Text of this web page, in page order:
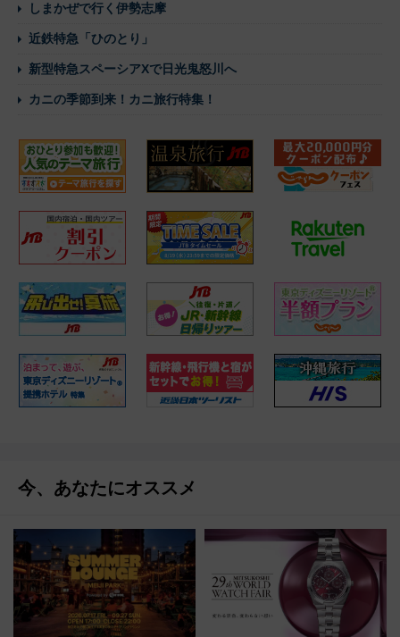
しまかぜで行く伊勢志摩
近鉄特急「ひのとり」
新型特急スペーシアXで日光鬼怒川へ
カニの季節到来！カニ旅行特集！
今、あなたにオススメ